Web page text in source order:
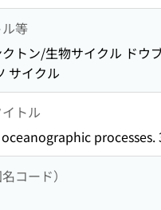
等
トン/生物サイクル ドウ
サイクル
トル
processes.
コード）